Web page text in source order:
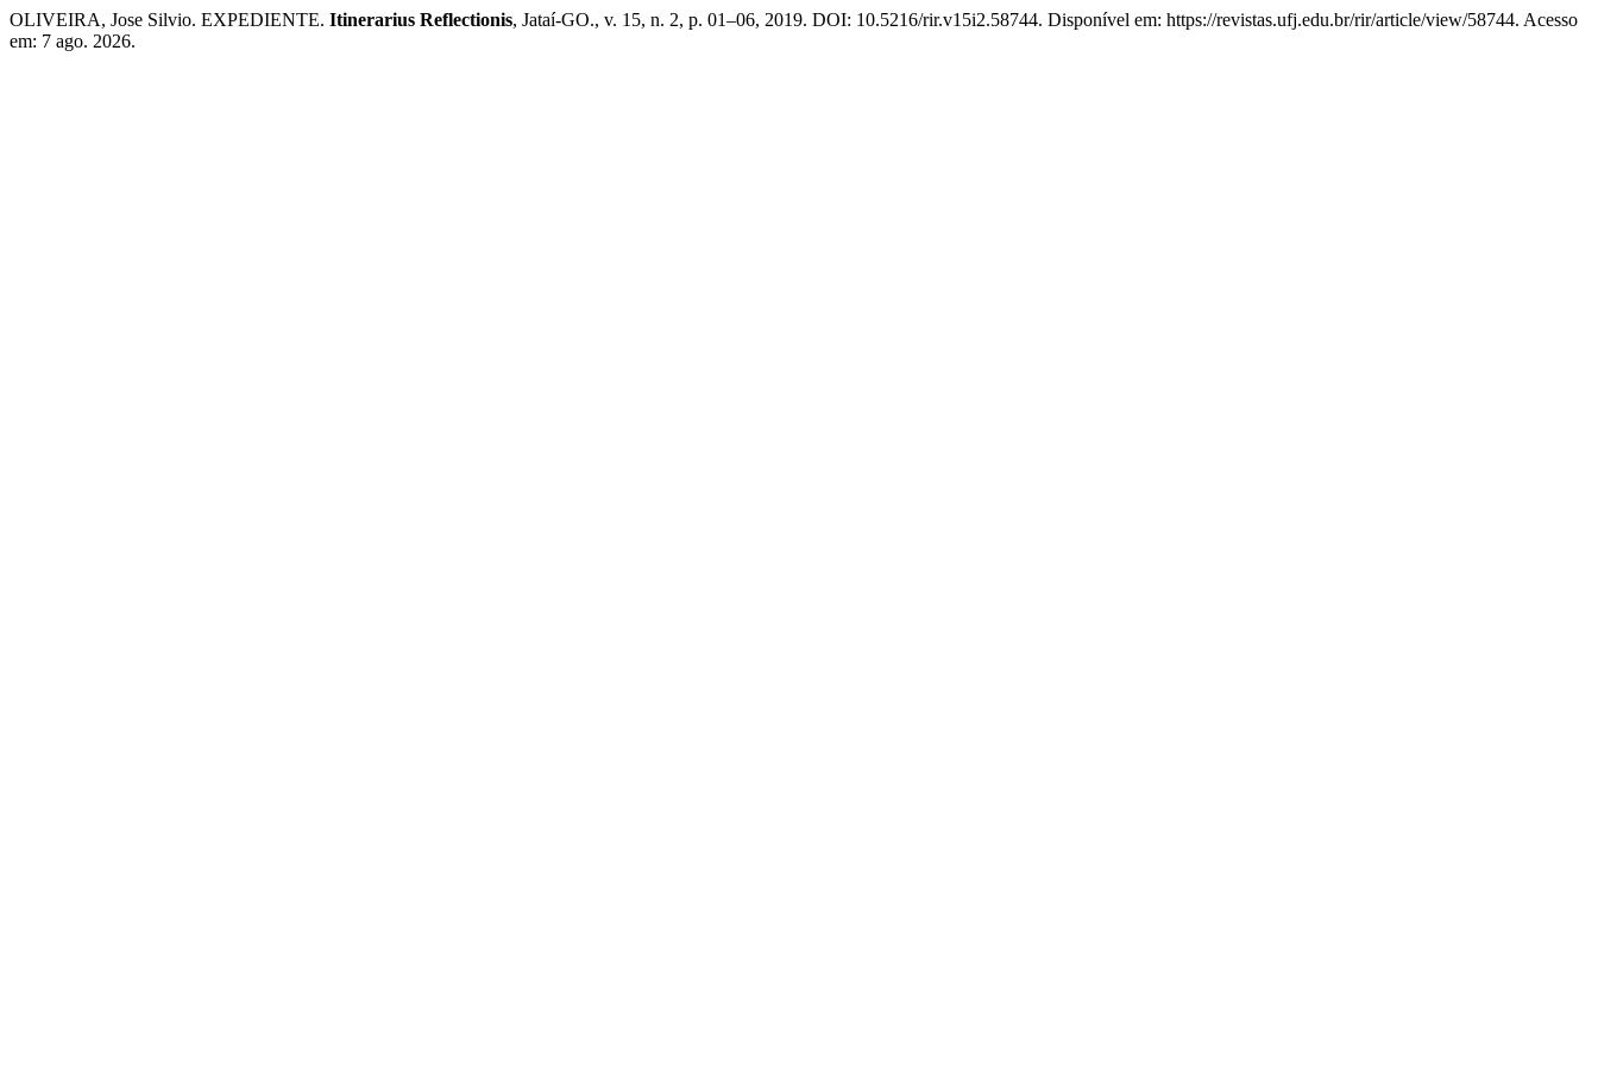
OLIVEIRA, Jose Silvio. EXPEDIENTE. Itinerarius Reflectionis, Jataí-GO., v. 15, n. 2, p. 01–06, 2019. DOI: 10.5216/rir.v15i2.58744. Disponível em: https://revistas.ufj.edu.br/rir/article/view/58744. Acesso
em: 7 ago. 2026.